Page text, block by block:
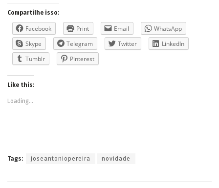
Compartilhe isso:
Facebook Print Email
WhatsApp
Skype
Telegram Twitter
LinkedIn
Tumblr
Pinterest
Like this:
Loading...
Tags: joseantoniopereira novidade